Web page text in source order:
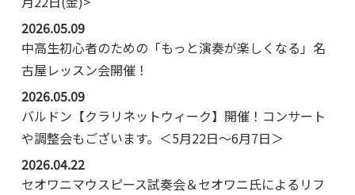
2026.05.09
中高生初心者のための「もっと演奏が楽しくなる」名
古屋レッスン会開催！
2026.05.09
バルドン【クラリネットウィーク】開催！コンサート
や調整会もございます。＜5月22日～6月7日＞
2026.04.22
セオワニマウスピース試奏会＆セオワニ氏によるリフ